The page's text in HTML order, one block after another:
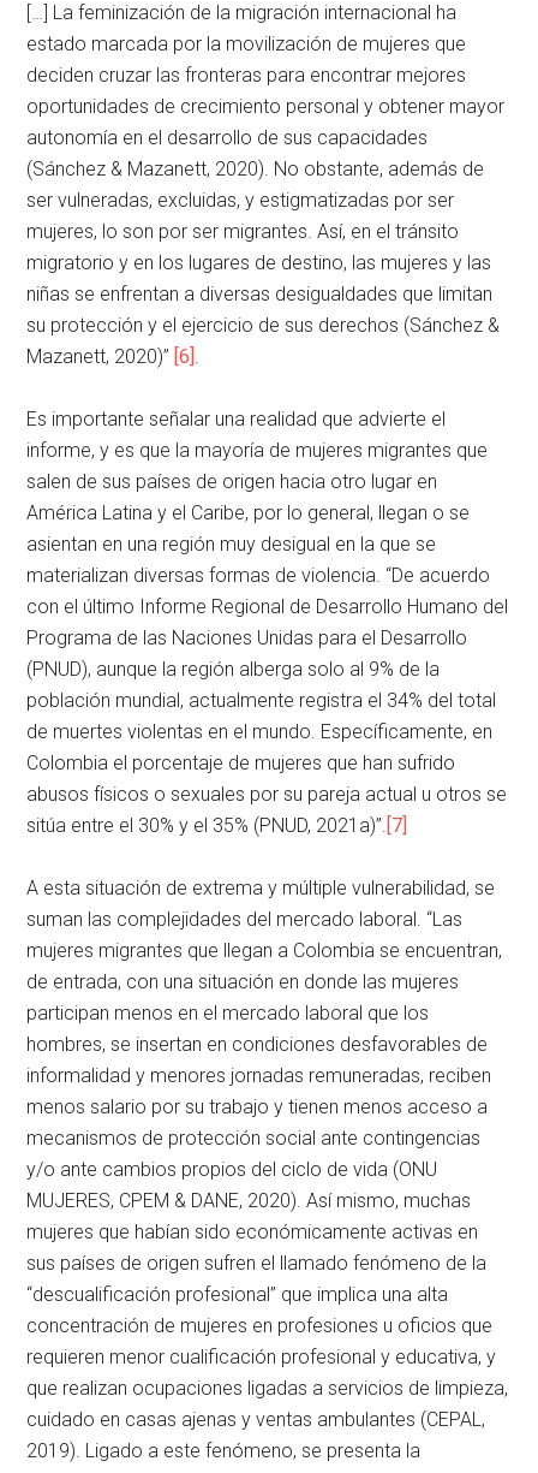
[…] La feminización de la migración internacional ha
estado marcada por la movilización de mujeres que
deciden cruzar las fronteras para encontrar mejores
oportunidades de crecimiento personal y obtener mayor
autonomía en el desarrollo de sus capacidades
(Sánchez & Mazanett, 2020). No obstante, además de
ser vulneradas, excluidas, y estigmatizadas por ser
mujeres, lo son por ser migrantes. Así, en el tránsito
migratorio y en los lugares de destino, las mujeres y las
niñas se enfrentan a diversas desigualdades que limitan
su protección y el ejercicio de sus derechos (Sánchez &
Mazanett, 2020)” [6].
Es importante señalar una realidad que advierte el
informe, y es que la mayoría de mujeres migrantes que
salen de sus países de origen hacia otro lugar en
América Latina y el Caribe, por lo general, llegan o se
asientan en una región muy desigual en la que se
materializan diversas formas de violencia. “De acuerdo
con el último Informe Regional de Desarrollo Humano del
Programa de las Naciones Unidas para el Desarrollo
(PNUD), aunque la región alberga solo al 9% de la
población mundial, actualmente registra el 34% del total
de muertes violentas en el mundo. Específicamente, en
Colombia el porcentaje de mujeres que han sufrido
abusos físicos o sexuales por su pareja actual u otros se
sitúa entre el 30% y el 35% (PNUD, 2021a)”.[7]
A esta situación de extrema y múltiple vulnerabilidad, se
suman las complejidades del mercado laboral. “Las
mujeres migrantes que llegan a Colombia se encuentran,
de entrada, con una situación en donde las mujeres
participan menos en el mercado laboral que los
hombres, se insertan en condiciones desfavorables de
informalidad y menores jornadas remuneradas, reciben
menos salario por su trabajo y tienen menos acceso a
mecanismos de protección social ante contingencias
y/o ante cambios propios del ciclo de vida (ONU
MUJERES, CPEM & DANE, 2020). Así mismo, muchas
mujeres que habían sido económicamente activas en
sus países de origen sufren el llamado fenómeno de la
“descualificación profesional” que implica una alta
concentración de mujeres en profesiones u oficios que
requieren menor cualificación profesional y educativa, y
que realizan ocupaciones ligadas a servicios de limpieza,
cuidado en casas ajenas y ventas ambulantes (CEPAL,
2019). Ligado a este fenómeno, se presenta la